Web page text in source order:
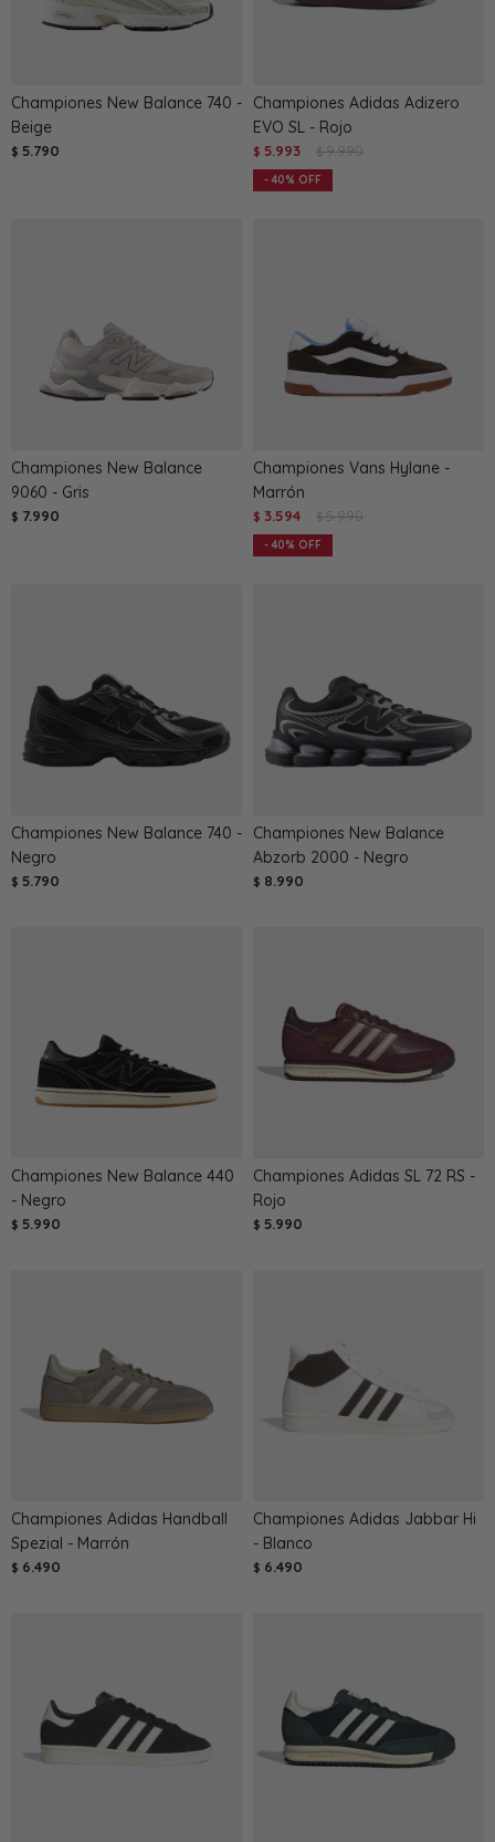
Championes New Balance 740 -
Beige
$ 5.790
Championes Adidas Adizero
EVO SL - Rojo
$ 5.993 $ 9.990
40
Championes New Balance
9060 - Gris
$ 7.990
Championes Vans Hylane -
Marrón
$ 3.594 $ 5.990
40
Championes New Balance 740 -
Negro
$ 5.790
Championes New Balance
Abzorb 2000 - Negro
$ 8.990
Championes New Balance 440
- Negro
$ 5.990
Championes Adidas SL 72 RS -
Rojo
$ 5.990
Championes Adidas Handball
Spezial - Marrón
$ 6.490
Championes Adidas Jabbar Hi
- Blanco
$ 6.490